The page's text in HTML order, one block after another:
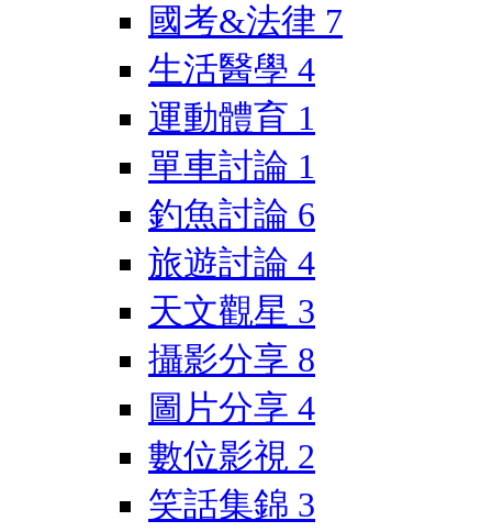
國考&法律 7
生活醫學 4
運動體育 1
單車討論 1
釣魚討論 6
旅遊討論 4
天文觀星 3
攝影分享 8
圖片分享 4
數位影視 2
笑話集錦 3